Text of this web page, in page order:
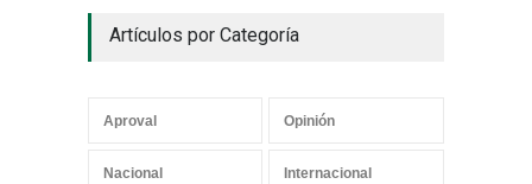
05 julio 2026
Los mensajes correctos
Artículos por Categoría
Aproval Opinión
Nacional Internacional